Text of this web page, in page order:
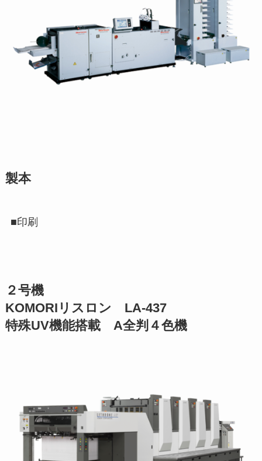
製本
■印刷
２号機
KOMORIリスロン LA-437
特殊UV機能搭載 A全判４色機